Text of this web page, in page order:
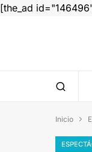
[the_ad
Inicio 